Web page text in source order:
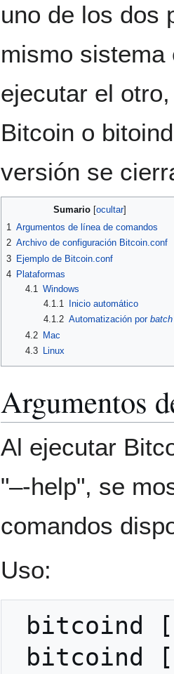
uno de los dos
mismo sistema
ejecutar el
Bitcoin o
versión se
Sumario
1 Argumentos de línea de comandos
2 Archivo de configuración Bitcoin.conf
3 Ejemplo de Bitcoin.conf
4 Plataformas
4.1 Windows
4.1.1
Inicio automático
4.1.2 Automatización porbatch
4.2 Mac
4.3
Linux
Argumentos
Al ejecutar
"–-help", se
comandos
Uso: